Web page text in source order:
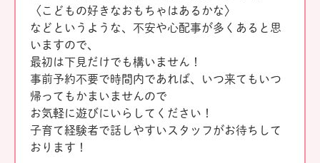
〈こどもの好きなおもちゃはあるかな〉
などというような、不安や心配事が多くあると思
いますので、
最初は下見だけでも構いません！
事前予約不要で時間内であれば、いつ来てもいつ
帰ってもかまいませんので
お気軽に遊びにいらしてください！
子育て経験者で話しやすいスタッフがお待ちして
おります！